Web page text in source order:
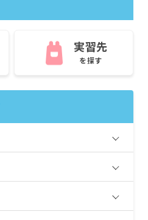
実習先
を探す